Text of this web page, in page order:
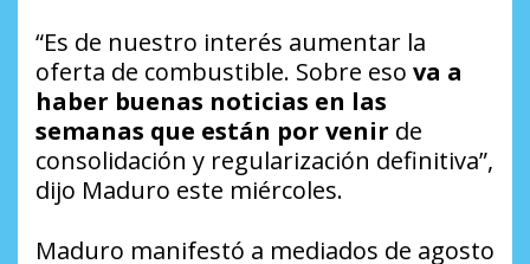
“Es de nuestro interés aumentar la
oferta de combustible. Sobre eso va a
haber buenas noticias en las
semanas que están por venir de
consolidación y regularización definitiva”,
dijo Maduro este miércoles.
Maduro manifestó a mediados de agosto